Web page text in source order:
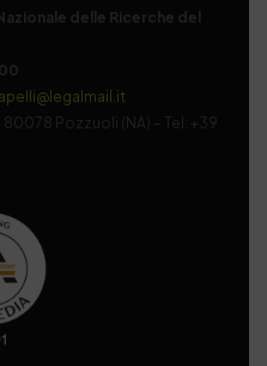
delle Ricerche del
80078 Pozzuoli (NA) – Tel. +39